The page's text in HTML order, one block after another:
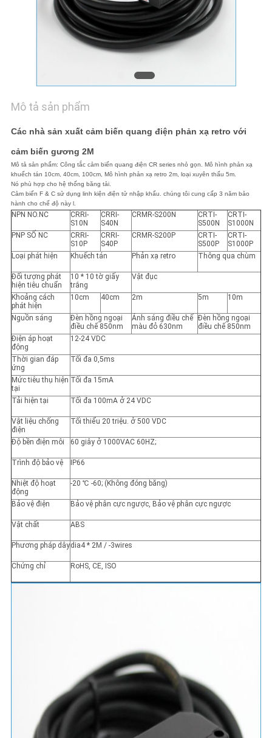
SƠ
ĐỒ
TRANG
WEB
PRIVACY
Mô tả sản phẩm
Các nhà sản xuất cảm biến quang điện phản xạ retro với
cảm biến gương 2M
Mô tả sản phẩm: Công tắc cảm biến quang điện CR series nhỏ gọn. Mô hình phản xạ
khuếch tán 10cm, 40cm, 100cm, Mô hình phản xạ retro 2m, loại xuyên thấu 5m.
Nó phù hợp cho hệ thống băng tải.
Cảm biến F & C sử dụng linh kiện điện tử nhập khẩu. chúng tôi cung cấp 3 năm bảo
hành cho chế độ này l.
NPN NO.NC
CRRI-
S10N
CRRI-
S40N
CRMR-S200N
CRTI-
S500N
CRTI-
S1000N
PNP SỐ NC
CRRI-
S10P
CRRI-
S40P
CRMR-S200P
CRTI-
S500P
CRTI-
S1000P
Loại phát hiện
Khuếch tán Phản xạ retro Thông qua chùm
Đối tượng phát
hiện tiêu chuẩn
10 * 10 tờ giấy
trắng
Vật đục
Khoảng cách
phát hiện
10cm 40cm 2m 5m 10m
Nguồn sáng
Đèn hồng ngoại
điều chế 850nm
Ánh sáng điều chế
màu đỏ 630nm
Đèn hồng ngoại
điều chế 850nm
Điện áp hoạt
động
12-24 VDC
Thời gian đáp
ứng
Tối đa 0,5ms
Mức tiêu thụ hiện
tại
Tối đa 15mA
Tải hiện tại Tối đa 100mA ở 24 VDC
Vật liệu chống
điện
Tối thiểu 20 triệu. ở 500 VDC
Độ bền điện môi 60 giây ở 1000VAC 60HZ;
Trình độ bảo vệ IP66
Nhiệt độ hoạt
động
-20 ℃ -60; (Không đóng băng)
Bảo vệ điện Bảo vệ phân cực ngược, Bảo vệ phân cực ngược
Vật chất ABS
Phương pháp dâydia4 * 2M / -3wires
Chứng chỉ RoHS, CE, ISO